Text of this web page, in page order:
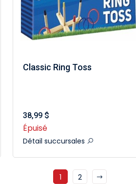
Classic Ring Toss
38,99 $
Épuisé
Détail succursales
1 2